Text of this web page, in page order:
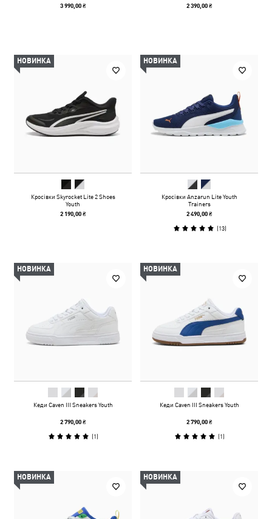
3 990,00 ₴ 2 390,00 ₴
НОВИНКА
Кросівки Skyrocket Lite 2 Shoes
Youth
2 190,00 ₴
НОВИНКА
Кросівки Anzarun Lite Youth
Trainers
2 490,00 ₴
(13)
НОВИНКА
Кеди Caven III Sneakers Youth
2 790,00 ₴
(1)
НОВИНКА
Кеди Caven III Sneakers Youth
2 790,00 ₴
(1)
НОВИНКА НОВИНКА